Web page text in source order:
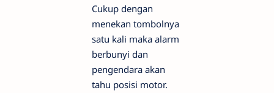
Cukup dengan
menekan tombolnya
satu kali maka alarm
berbunyi dan
pengendara akan
tahu posisi motor.